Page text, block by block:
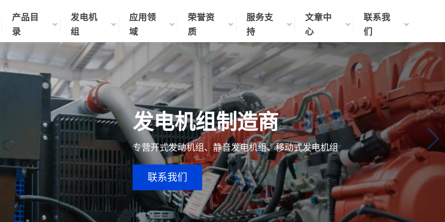
产品目
录
发电机
组
应用领
域
荣誉资
质
服务支
持
文章中
心
联系我
们
发电机组制造商
专营开式发动机组、静音发电机组、移动式发电机组
联系我们